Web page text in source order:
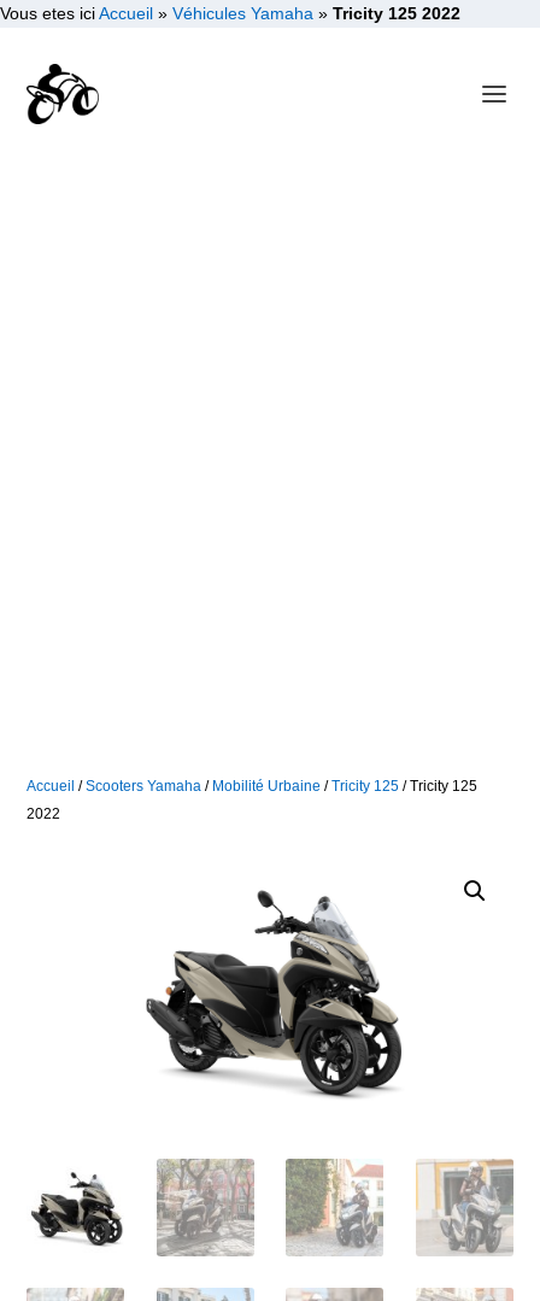
Vous etes iciAccueil » Véhicules Yamaha » Tricity 125 2022
Accueil /Scooters Yamaha / Mobilité Urbaine /Tricity 125 / Tricity 125
2022